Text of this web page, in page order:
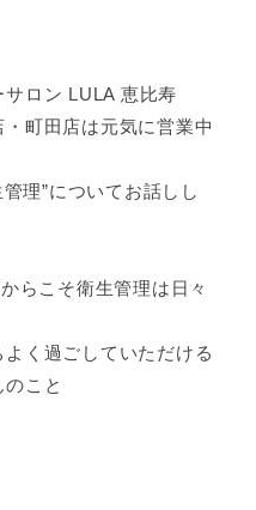
ロン LULA 恵比寿
町田店は元気に営業中
理”についてお話しし
らこそ衛生管理は日々
く過ごしていただける
こと